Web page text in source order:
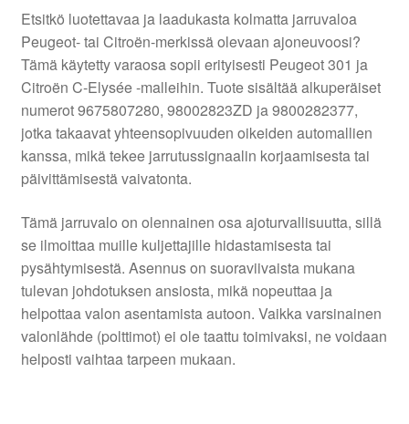
Etsitkö luotettavaa ja laadukasta kolmatta jarruvaloa
Peugeot- tai Citroën-merkissä olevaan ajoneuvoosi?
Tämä käytetty varaosa sopii erityisesti Peugeot 301 ja
Citroën C-Elysée -malleihin. Tuote sisältää alkuperäiset
numerot 9675807280, 98002823ZD ja 9800282377,
jotka takaavat yhteensopivuuden oikeiden automallien
kanssa, mikä tekee jarrutussignaalin korjaamisesta tai
päivittämisestä vaivatonta.
Tämä jarruvalo on olennainen osa ajoturvallisuutta, sillä
se ilmoittaa muille kuljettajille hidastamisesta tai
pysähtymisestä. Asennus on suoraviivaista mukana
tulevan johdotuksen ansiosta, mikä nopeuttaa ja
helpottaa valon asentamista autoon. Vaikka varsinainen
valonlähde (polttimot) ei ole taattu toimivaksi, ne voidaan
helposti vaihtaa tarpeen mukaan.